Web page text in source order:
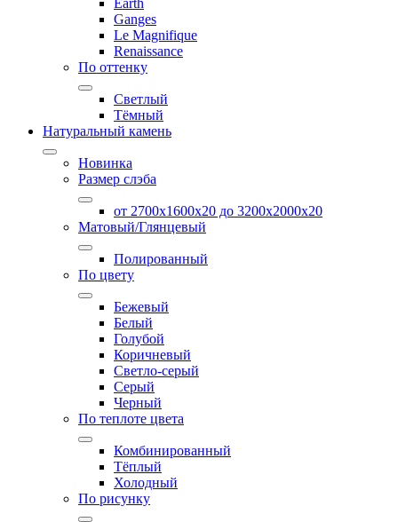
Earth
Ganges
Le Magnifique
Renaissance
По оттенку
Светлый
Тёмный
Натуральный камень
Новинка
Размер слэба
от 2700х1600х20 до 3200x2000х20
Матовый/Глянцевый
Полированный
По цвету
Бежевый
Белый
Голубой
Коричневый
Светло-серый
Серый
Черный
По теплоте цвета
Комбинированный
Тёплый
Холодный
По рисунку